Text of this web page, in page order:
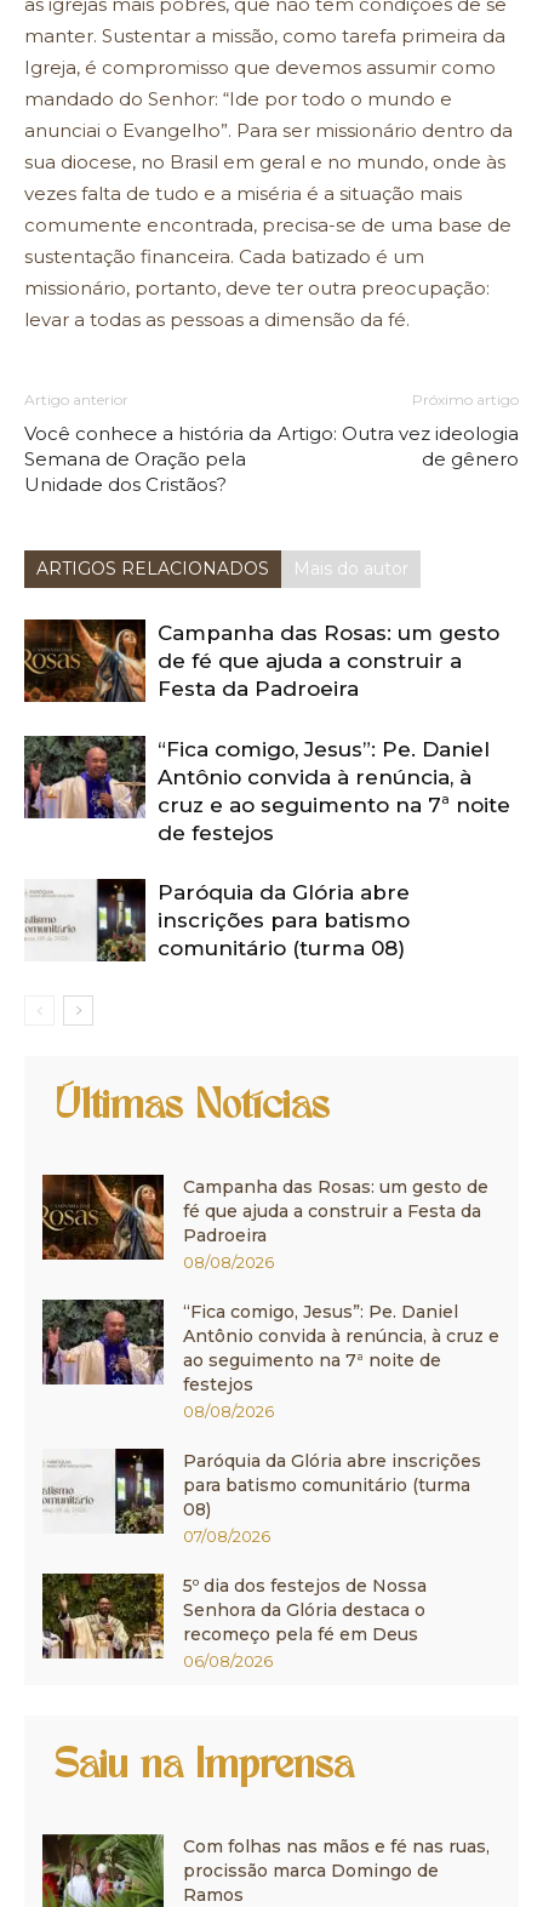
manter. Sustentar a missão, como tarefa primeira da
Igreja, é compromisso que devemos assumir como
mandado do Senhor: “Ide por todo o mundo e
anunciai o Evangelho”. Para ser missionário dentro da
sua diocese, no Brasil em geral e no mundo, onde às
vezes falta de tudo e a miséria é a situação mais
comumente encontrada, precisa-se de uma base de
sustentação financeira. Cada batizado é um
missionário, portanto, deve ter outra preocupação:
levar a todas as pessoas a dimensão da fé.
Artigo anterior
Você conhece a história da
Semana de Oração pela
Unidade dos Cristãos?
Próximo artigo
Artigo: Outra vez ideologia
de gênero
ARTIGOS RELACIONADOS Mais do autor
Campanha das Rosas: um gesto
de fé que ajuda a construir a
Festa da Padroeira
“Fica comigo, Jesus”: Pe. Daniel
Antônio convida à renúncia, à
cruz e ao seguimento na 7ª noite
de festejos
Paróquia da Glória abre
inscrições para batismo
comunitário (turma 08)
Últimas Notícias
Campanha das Rosas: um gesto de
fé que ajuda a construir a Festa da
Padroeira
08/08/2026
“Fica comigo, Jesus”: Pe. Daniel
Antônio convida à renúncia, à cruz e
ao seguimento na 7ª noite de
festejos
08/08/2026
Paróquia da Glória abre inscrições
para batismo comunitário (turma
08)
07/08/2026
5º dia dos festejos de Nossa
Senhora da Glória destaca o
recomeço pela fé em Deus
06/08/2026
Saiu na Imprensa
Com folhas nas mãos e fé nas ruas,
procissão marca Domingo de
Ramos